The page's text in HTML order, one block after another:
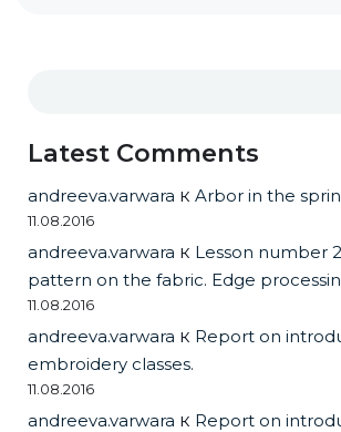
Latest Comments
andreeva.varwara к Arbor in the
11.08.2016
andreeva.varwara к Lesson number
pattern on the fabric. Edge
11.08.2016
andreeva.varwara к Report on
embroidery classes.
11.08.2016
andreeva.varwara к Report on